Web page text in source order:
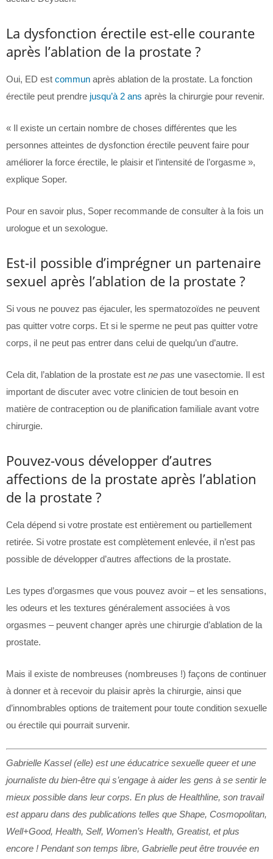
La dysfonction érectile est-elle courante
après l’ablation de la prostate ?
Oui, ED est commun après ablation de la prostate. La fonction
érectile peut prendre jusqu’à 2 ans après la chirurgie pour revenir.
« Il existe un certain nombre de choses différentes que les
personnes atteintes de dysfonction érectile peuvent faire pour
améliorer la force érectile, le plaisir et l’intensité de l’orgasme »,
explique Soper.
Pour en savoir plus, Soper recommande de consulter à la fois un
urologue et un sexologue.
Est-il possible d’imprégner un partenaire
sexuel après l’ablation de la prostate ?
Si vous ne pouvez pas éjaculer, les spermatozoïdes ne peuvent
pas quitter votre corps. Et si le sperme ne peut pas quitter votre
corps, il ne peut pas entrer dans celui de quelqu’un d’autre.
Cela dit, l’ablation de la prostate est ne pas une vasectomie. Il est
important de discuter avec votre clinicien de tout besoin en
matière de contraception ou de planification familiale avant votre
chirurgie.
Pouvez-vous développer d’autres
affections de la prostate après l’ablation
de la prostate ?
Cela dépend si votre prostate est entièrement ou partiellement
retirée. Si votre prostate est complètement enlevée, il n’est pas
possible de développer d’autres affections de la prostate.
Les types d’orgasmes que vous pouvez avoir – et les sensations,
les odeurs et les textures généralement associées à vos
orgasmes – peuvent changer après une chirurgie d’ablation de la
prostate.
Mais il existe de nombreuses (nombreuses !) façons de continuer
à donner et à recevoir du plaisir après la chirurgie, ainsi que
d’innombrables options de traitement pour toute condition sexuelle
ou érectile qui pourrait survenir.
Gabrielle Kassel (elle) est une éducatrice sexuelle queer et une
journaliste du bien-être qui s’engage à aider les gens à se sentir le
mieux possible dans leur corps. En plus de Healthline, son travail
est apparu dans des publications telles que Shape, Cosmopolitan,
Well+Good, Health, Self, Women’s Health, Greatist, et plus
encore ! Pendant son temps libre, Gabrielle peut être trouvée en